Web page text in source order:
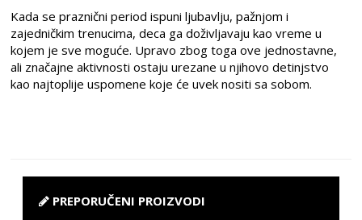
Kada se praznični period ispuni ljubavlju, pažnjom i
zajedničkim trenucima, deca ga doživljavaju kao vreme u
kojem je sve moguće. Upravo zbog toga ove jednostavne,
ali značajne aktivnosti ostaju urezane u njihovo detinjstvo
kao najtoplije uspomene koje će uvek nositi sa sobom.
PREPORUČENI PROIZVODI